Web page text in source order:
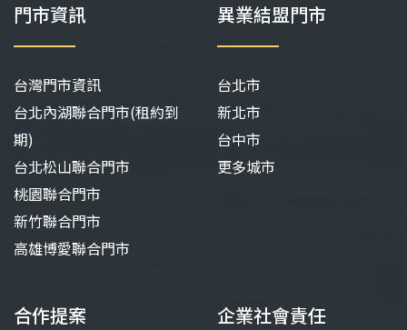
門市資訊
台灣門市資訊
台北內湖聯合門市(租約到
期)
台北松山聯合門市
桃園聯合門市
新竹聯合門市
高雄博愛聯合門市
異業結盟門市
台北市
新北市
台中市
更多城市
合作提案 企業社會責任